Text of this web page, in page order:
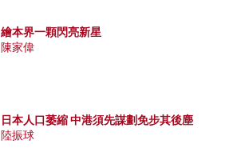
繪本界一顆閃亮新星
陳家偉
日本人口萎縮 中港須先謀劃免步其後塵
陸振球